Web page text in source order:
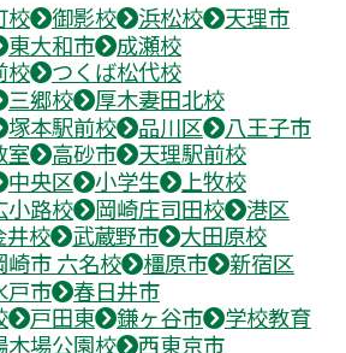
校 御影校 浜松校
天理市
東大和市
成瀬校
校
つくば松代校
三郷校
厚木妻田北校
塚本駅前校 品川区
八王子市
室 高砂市
天理駅前校
中央区 小学生
上牧校
小路校 岡崎庄司田校
港区
校
武蔵野市
大田原校
崎市 六名校 橿原市
新宿区
戸市
春日井市
戸田東 鎌ヶ谷市
学校教育
木場公園校
西東京市